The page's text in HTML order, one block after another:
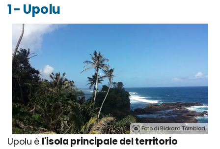
1 - Upolu
Foto di Rickard Törnblad.
Upolu è l'isola principale del territorio